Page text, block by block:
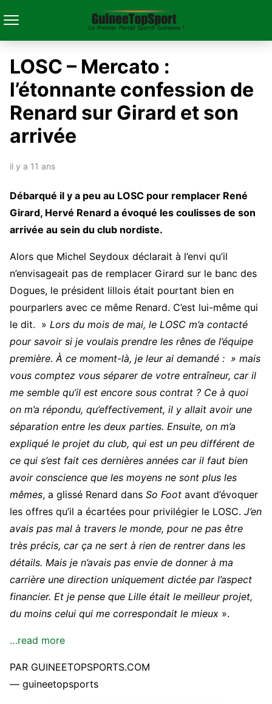
LOSC – Mercato :
l’étonnante confession de
Renard sur Girard et son
arrivée
il y a 11 ans
Débarqué il y a peu au LOSC pour remplacer René
Girard, Hervé Renard a évoqué les coulisses de son
arrivée au sein du club nordiste.
Alors que Michel Seydoux déclarait à l’envi qu’il
n’envisageait pas de remplacer Girard sur le banc des
Dogues, le président lillois était pourtant bien en
pourparlers avec ce même Renard. C’est lui-même qui
le dit. » Lors du mois de mai, le LOSC m’a contacté
pour savoir si je voulais prendre les rênes de l’équipe
première. À ce moment-là, je leur ai demandé : » mais
vous comptez vous séparer de votre entraîneur, car il
me semble qu’il est encore sous contrat ? Ce à quoi
on m’a répondu, qu’effectivement, il y allait avoir une
séparation entre les deux parties. Ensuite, on m’a
expliqué le projet du club, qui est un peu différent de
ce qui s’est fait ces dernières années car il faut bien
avoir conscience que les moyens ne sont plus les
mêmes, a glissé Renard dans So Foot avant d’évoquer
les offres qu’il a écartées pour privilégier le LOSC. J’en
avais pas mal à travers le monde, pour ne pas être
très précis, car ça ne sert à rien de rentrer dans les
détails. Mais je n’avais pas envie de donner à ma
carrière une direction uniquement dictée par l’aspect
financier. Et je pense que Lille était le meilleur projet,
du moins celui qui me correspondait le mieux ».
…read more
PAR GUINEETOPSPORTS.COM
— guineetopsports